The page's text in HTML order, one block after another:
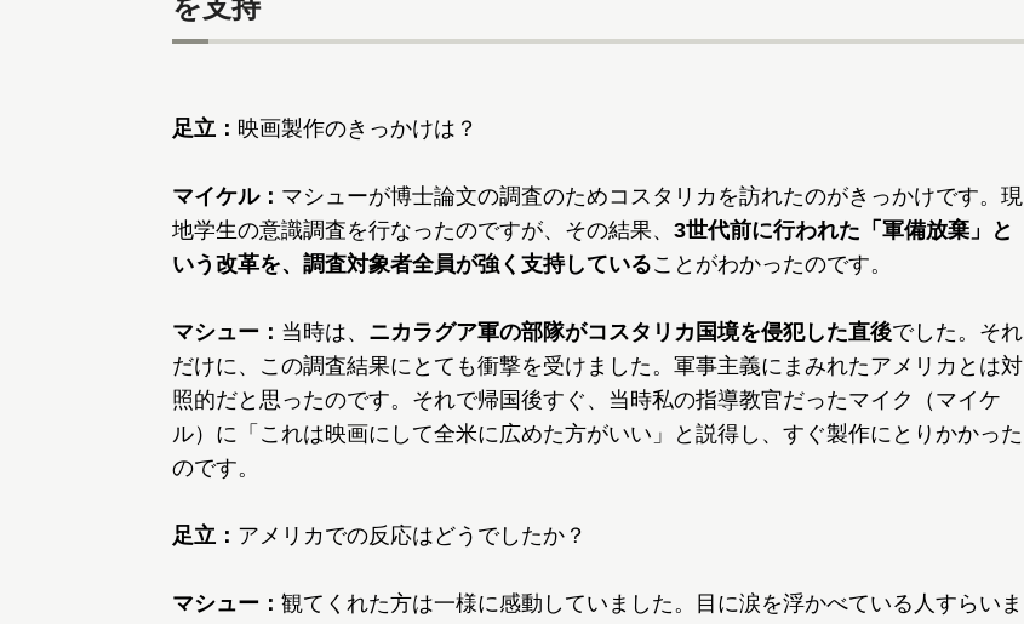
を支持
足立： 映画製作のきっかけは？
マイケル： マシューが博士論文の調査のためコスタリカを訪れたのがきっかけです。現
地学生の意識調査を行なったのですが、その結果、 3世代前に行われた「軍備放棄」と
いう改革を、調査対象者全員が強く支持していることがわかったのです。
マシュー： 当時は、 ニカラグア軍の部隊がコスタリカ国境を侵犯した直後でした。それ
だけに、この調査結果にとても衝撃を受けました。軍事主義にまみれたアメリカとは対
照的だと思ったのです。それで帰国後すぐ、当時私の指導教官だったマイク（マイケ
ル）に「これは映画にして全米に広めた方がいい」と説得し、すぐ製作にとりかかった
のです。
足立： アメリカでの反応はどうでしたか？
マシュー： 観てくれた方は一様に感動していました。目に涙を浮かべている人すらいま